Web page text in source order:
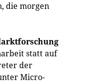
die morgen
statt auf
der
Micro-